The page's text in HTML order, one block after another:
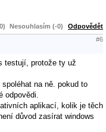
Nesouhlasím (-0) Odpovědět
#6
testují, protože ty už
na ně. pokud to
odpovědi.
aplikací, kolik je těch
důvod zasírat windows